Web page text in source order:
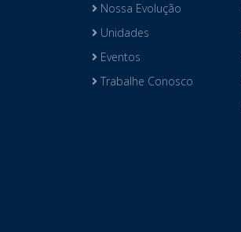
Nossa Evolução
Unidades
Eventos
Trabalhe Conosco